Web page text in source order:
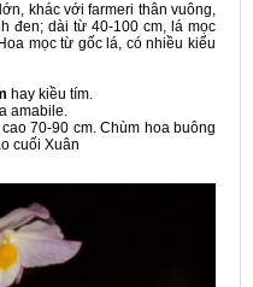
khác với farmeri thân vuông,
đen; dài từ 40-100 cm, lá mọc
mọc từ gốc lá, có nhiều kiểu
hay kiều tím.
amabile.
70-90 cm. Chùm hoa buông
cuối Xuân